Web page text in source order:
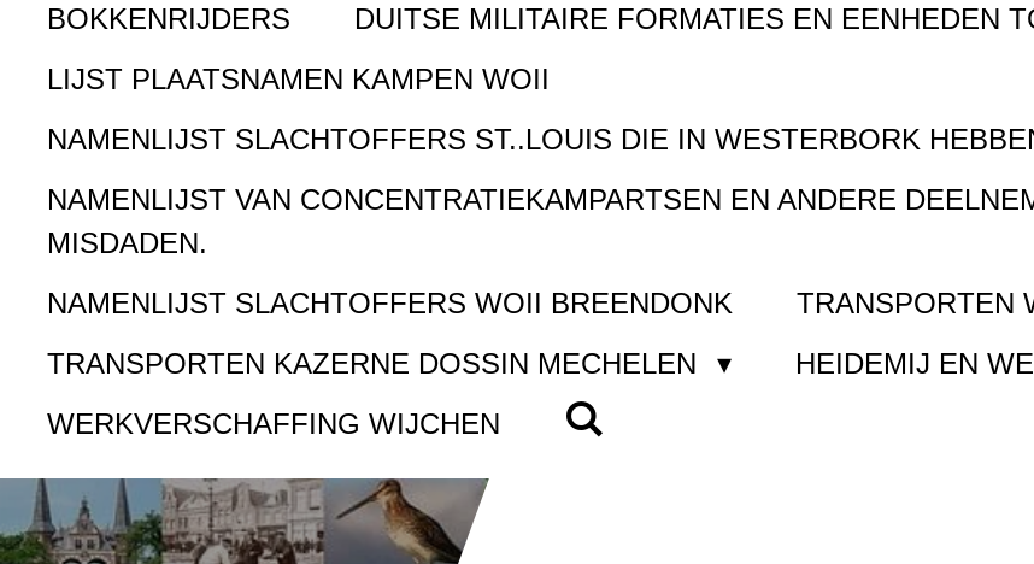
BOKKENRIJDERS
DUITSE MILITAIRE FORMATIES EN EENHEDEN
LIJST PLAATSNAMEN KAMPEN WOII
NAMENLIJST SLACHTOFFERS ST..LOUIS DIE IN WESTERBORK
NAMENLIJST VAN CONCENTRATIEKAMPARTSEN EN ANDERE
MISDADEN.
NAMENLIJST SLACHTOFFERS WOII BREENDONK
TRANSPORTEN
TRANSPORTEN KAZERNE DOSSIN MECHELEN
HEIDEMIJ EN
WERKVERSCHAFFING WIJCHEN